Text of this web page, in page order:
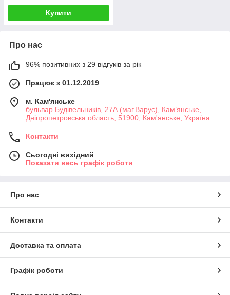
Купити
Про нас
96% позитивних з 29 відгуків за рік
Працює з 01.12.2019
м. Кам'янське
бульвар Будівельників, 27А (маг.Варус), Кам’янське,
Дніпропетровська область, 51900, Кам'янське, Україна
Контакти
Сьогодні вихідний
Показати весь графік роботи
Про нас
Контакти
Доставка та оплата
Графік роботи